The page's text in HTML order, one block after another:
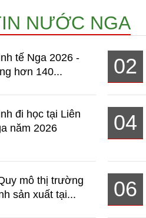
NƯỚC NGA
tế Nga 2026 -
hơn 140...
02
đi học tại Liên
năm 2026
04
mô thị trường
sản xuất tại...
06